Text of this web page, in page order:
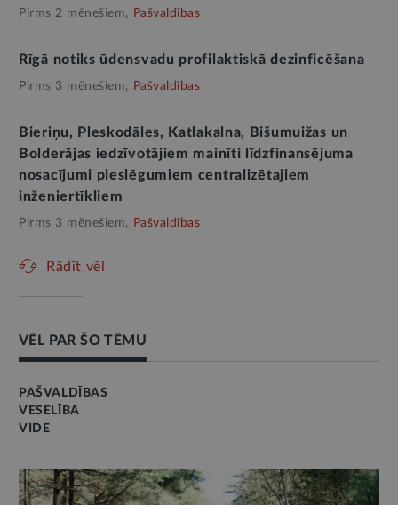
Pirms 2 mēnešiem, Pašvaldības
Rīgā notiks ūdensvadu profilaktiskā dezinficēšana
Pirms 3 mēnešiem, Pašvaldības
Bieriņu, Pleskodāles, Katlakalna, Bišumuižas un
Bolderājas iedzīvotājiem mainīti līdzfinansējuma
nosacījumi pieslēgumiem centralizētajiem
inženiertīkliem
Pirms 3 mēnešiem, Pašvaldības
Rādīt vēl
VĒL PAR ŠO TĒMU
PAŠVALDĪBAS
VESELĪBA
VIDE